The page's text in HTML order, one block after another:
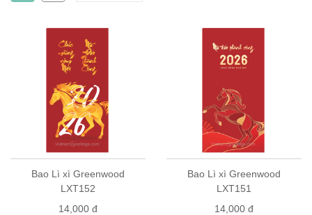
Bao Lì xì Greenwood
LXT152
14,000 đ
Bao Lì xì Greenwood
LXT151
14,000 đ